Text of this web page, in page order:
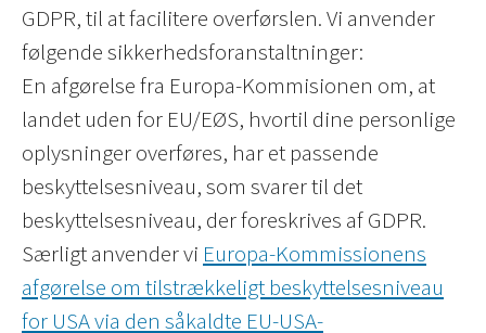
GDPR, til at facilitere overførslen. Vi anvender
følgende sikkerhedsforanstaltninger:
En afgørelse fra Europa-Kommisionen om, at
landet uden for EU/EØS, hvortil dine personlige
oplysninger overføres, har et passende
beskyttelsesniveau, som svarer til det
beskyttelsesniveau, der foreskrives af GDPR.
Særligt anvender vi Europa-Kommissionens
afgørelse om tilstrækkeligt beskyttelsesniveau
for USA via den såkaldte EU-USA-